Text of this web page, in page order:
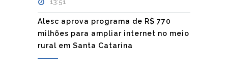
13:51
Alesc aprova programa de R$ 770
milhões para ampliar internet no meio
rural em Santa Catarina